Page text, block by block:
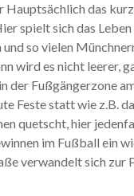
das
spielt sich das Leben
so vielen
wird es nicht leerer,
der Fußgängerzone
Feste statt wie z.B.
quetscht, hier
im Fußball ein
verwandelt sich zur